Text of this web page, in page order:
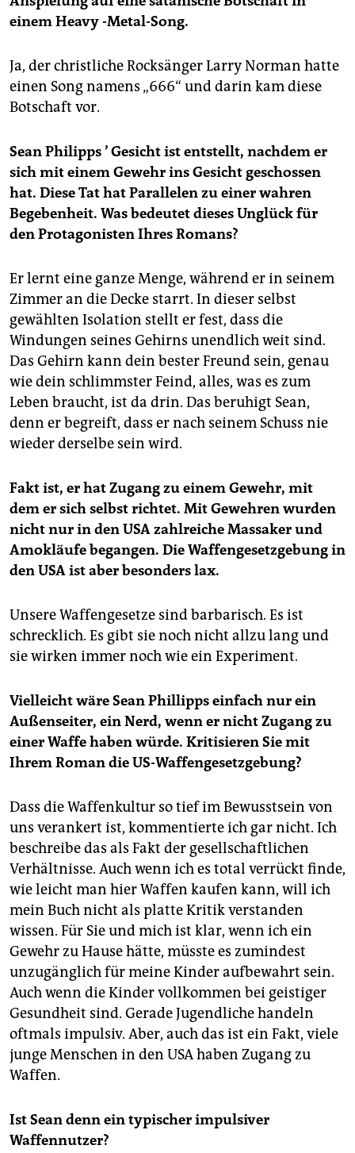
einem Heavy -Metal-Song.
Ja, der christliche Rocksänger Larry Norman hatte
einen Song namens „666“ und darin kam diese
Botschaft vor.
Sean Philipps’ Gesicht ist entstellt, nachdem er
sich mit einem Gewehr ins Gesicht geschossen
hat. Diese Tat hat Parallelen zu einer wahren
Begebenheit. Was bedeutet dieses Unglück für
den Protagonisten Ihres Romans?
Er lernt eine ganze Menge, während er in seinem
Zimmer an die Decke starrt. In dieser selbst
gewählten Isolation stellt er fest, dass die
Windungen seines Gehirns unendlich weit sind.
Das Gehirn kann dein bester Freund sein, genau
wie dein schlimmster Feind, alles, was es zum
Leben braucht, ist da drin. Das beruhigt Sean,
denn er begreift, dass er nach seinem Schuss nie
wieder derselbe sein wird.
Fakt ist, er hat Zugang zu einem Gewehr, mit
dem er sich selbst richtet. Mit Gewehren wurden
nicht nur in den USA zahlreiche Massaker und
Amokläufe begangen. Die Waffengesetzgebung in
den USA ist aber besonders lax.
Unsere Waffengesetze sind barbarisch. Es ist
schrecklich. Es gibt sie noch nicht allzu lang und
sie wirken immer noch wie ein Experiment.
Vielleicht wäre Sean Phillipps einfach nur ein
Außenseiter, ein Nerd, wenn er nicht Zugang zu
einer Waffe haben würde. Kritisieren Sie mit
Ihrem Roman die US-Waffengesetzgebung?
Dass die Waffenkultur so tief im Bewusstsein von
uns verankert ist, kommentierte ich gar nicht. Ich
beschreibe das als Fakt der gesellschaftlichen
Verhältnisse. Auch wenn ich es total verrückt finde,
wie leicht man hier Waffen kaufen kann, will ich
mein Buch nicht als platte Kritik verstanden
wissen. Für Sie und mich ist klar, wenn ich ein
Gewehr zu Hause hätte, müsste es zumindest
unzugänglich für meine Kinder aufbewahrt sein.
Auch wenn die Kinder vollkommen bei geistiger
Gesundheit sind. Gerade Jugendliche handeln
oftmals impulsiv. Aber, auch das ist ein Fakt, viele
junge Menschen in den USA haben Zugang zu
Waffen.
Ist Sean denn ein typischer impulsiver
Waffennutzer?